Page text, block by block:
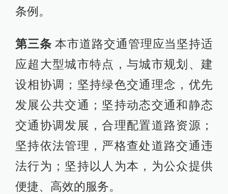
条例。
第三条 本市道路交通管理应当坚持适
应超大型城市特点，与城市规划、建
设相协调；坚持绿色交通理念，优先
发展公共交通；坚持动态交通和静态
交通协调发展，合理配置道路资源；
坚持依法管理，严格查处道路交通违
法行为；坚持以人为本，为公众提供
便捷、高效的服务。